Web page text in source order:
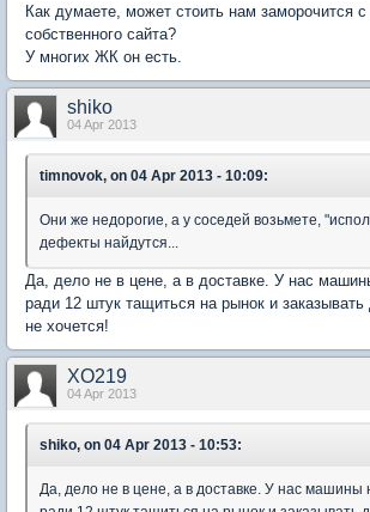
Как думаете, может стоить нам заморочится
собственного сайта?
У многих ЖК он есть.
shiko
04 Apr 2013
timnovok, on 04 Apr 2013 - 10:09:
Они же недорогие, а у соседей возьмете,
дефекты найдутся...
Да, дело не в цене, а в доставке. У нас
ради 12 штук тащиться на рынок и заказывать
не хочется!
XO219
04 Apr 2013
shiko, on 04 Apr 2013 - 10:53:
Да, дело не в цене, а в доставке. У нас машины